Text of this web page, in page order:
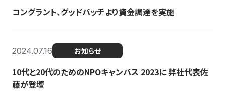
コングラント、グッドパッチより資金調達を実施
2024.07.16 お知らせ
10代と20代のためのNPOキャンパス 2023に 弊社代表佐
藤が登壇